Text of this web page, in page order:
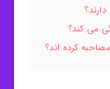
می کند؟
کرده اند؟